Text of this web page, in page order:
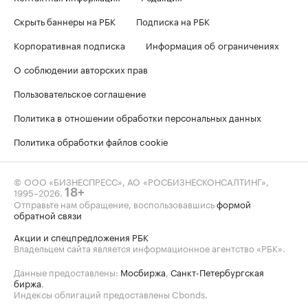
Скрыть баннеры на РБК
Подписка на РБК
Корпоративная подписка
Информация об ограничениях
О соблюдении авторских прав
Пользовательское соглашение
Политика в отношении обработки персональных данных
Политика обработки файлов cookie
© ООО «БИЗНЕСПРЕСС», АО «РОСБИЗНЕСКОНСАЛТИНГ»,
1995–2026 18+
Отправьте нам обращение, воспользовавшисьформой
обратной связи
Акции и спецпредложения РБК
Владельцем сайта является информационное агентство «РБК».
Данные предоставлены: Мосбиржа Санкт-Петербургская
биржа
Индексы облигаций предоставлены Cbonds.